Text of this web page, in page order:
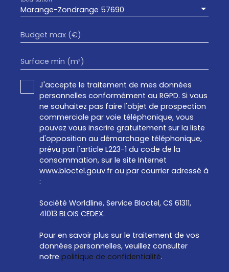
Marange-Zondrange 57690
Budget max (€)
Surface min (m²)
J'accepte le traitement de mes données
personnelles conformément au RGPD. Si vous
ne souhaitez pas faire l'objet de prospection
commerciale par voie téléphonique, vous
pouvez vous inscrire gratuitement sur la liste
d'opposition au démarchage téléphonique,
prévu par l'article L223-1 du code de la
consommation, sur le site Internet
www.bloctel.gouv.fr ou par courrier adressé à
:
Société Worldline, Service Bloctel, CS 61311,
41013 BLOIS CEDEX.
Pour en savoir plus sur le traitement de vos
données personnelles, veuillez consulter
notre politique de confidentialité.